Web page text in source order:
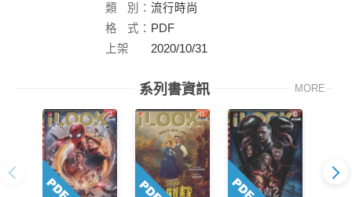
類
別： 流行時尚
格
式： PDF
上架
2020/10/31
系列書資訊 MORE